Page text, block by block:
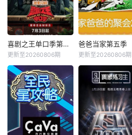
喜剧之王单口季第三季
更新至20260806期
爸爸当家第五季
更新至20260806期